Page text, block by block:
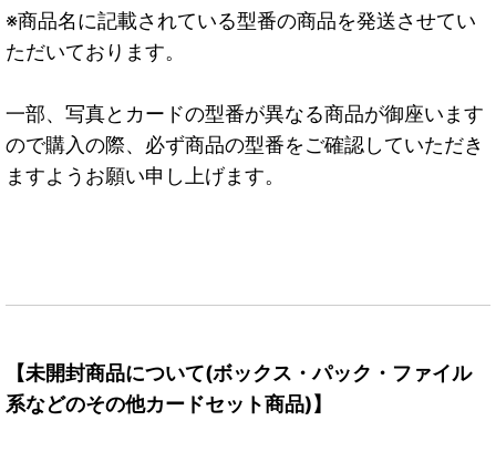
※商品名に記載されている型番の商品を発送させてい
ただいております。
一部、写真とカードの型番が異なる商品が御座います
ので購入の際、必ず商品の型番をご確認していただき
ますようお願い申し上げます。
【未開封商品について(ボックス・パック・ファイル
系などのその他カードセット商品)】